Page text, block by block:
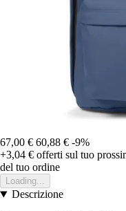
67,00 € 60,88 € -9%
+3,04 € offerti sul tuo
del tuo ordine
Loading...
Descrizione